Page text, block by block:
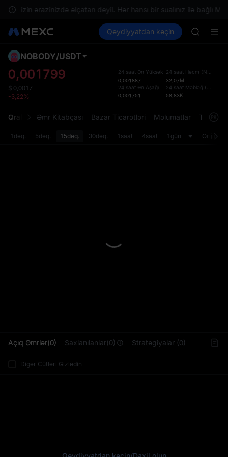
sizin ərazinizdə əlçatan deyil. Hər hansı bir sualınız ilə bağlı
Bazarlar Spot Futures SPCX
Qeydiyyatdan keçin
SKYAI
HFT
SKYAI
ACE
UNITREE
Unitree
NOBODY/USDT
0,001799
$ 0,0017
-3,22%
24 saat Ən Yüksək
0,001887
24 saat Ən Aşağı
0,001751
24 saat Həcm (NOBODY
32,07M
24 saat Məbləğ (
58,83K
Qrafik Əmr Kitabçası Bazar Ticarətləri Məlumatlar
1dəq. 5dəq. 15dəq. 30dəq. 1saat 4saat 1gün Orijinal
Açıq Əmrlər(0) Saxlanılanlar(0) Strategiyalar (0)
Digər Cütləri Gizlədin